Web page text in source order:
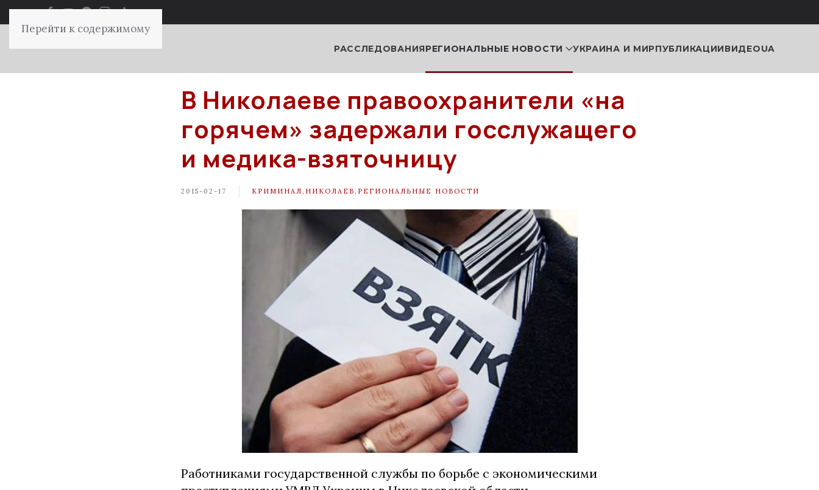
Перейти к содержимому
РАССЛЕДОВАНИЯРЕГИОНАЛЬНЫЕ НОВОСТИ УКРАИНА И МИРПУБЛИКАЦИИВИДЕОUA
В Николаеве правоохранители «на
горячем» задержали госслужащего
и медика-взяточницу
2015-02-17 КРИМИНАЛ НИКОЛАЕВ РЕГИОНАЛЬНЫЕ НОВОСТИ
Работниками государственной службы по борьбе с экономическими